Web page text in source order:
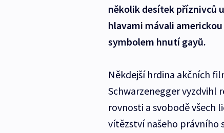
několik desítek příznivců
hlavami mávali
symbolem hnutí gayů.
Někdejší hrdina akčních
Schwarzenegger vyzdvihl
rovnosti a svobodě všech
vítězství našeho právního